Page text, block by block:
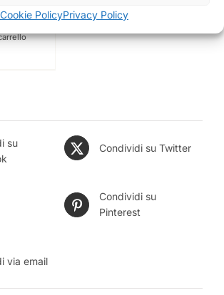
Cookie PolicyPrivacy Policy
€
su
Condividi su Twitter
Condividi su
Pinterest
via email